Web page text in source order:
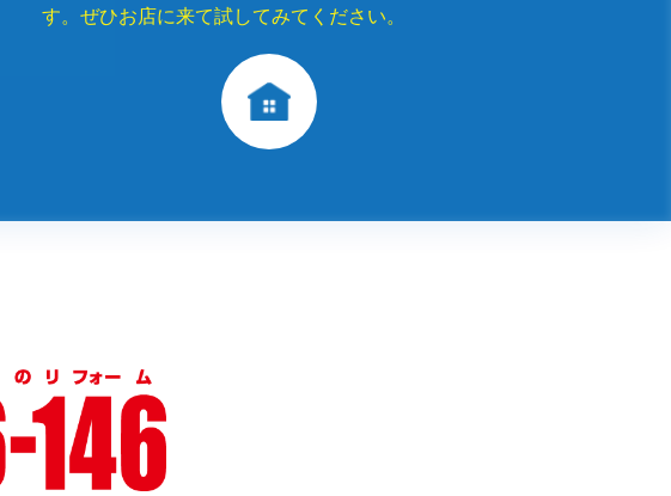
す。ぜひお店に来て試してみてください。